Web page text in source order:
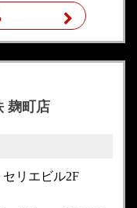
麹町店
セリエビル2F